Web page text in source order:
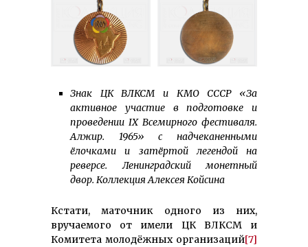
Знак ЦК ВЛКСМ и КМО СССР «За
активное участие в подготовке и
проведении IX Всемирного фестиваля.
Алжир. 1965» с надчеканенными
ёлочками и затёртой легендой на
реверсе. Ленинградский монетный
двор. Коллекция Алексея Койсина
Кстати, маточник одного из них,
вручаемого от имели ЦК ВЛКСМ и
Комитета молодёжных организаций[7]